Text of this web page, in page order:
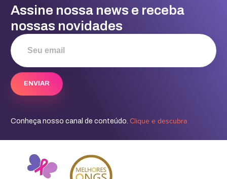
Assine nossa news e receba
nossas novidades
Conheça nosso canal de conteúdo. Clique e descubra